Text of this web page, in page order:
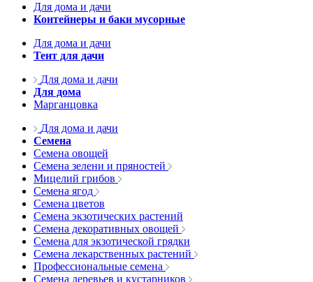
Для дома и дачи
Контейнеры и баки мусорные
Для дома и дачи
Тент для дачи
Для дома и дачи
Для дома
Марганцовка
Для дома и дачи
Семена
Семена овощей
Семена зелени и пряностей
Мицелий грибов
Семена ягод
Семена цветов
Семена экзотических растений
Семена декоративных овощей
Семена для экзотической грядки
Семена лекарственных растений
Профессиональные семена
Семена деревьев и кустарников